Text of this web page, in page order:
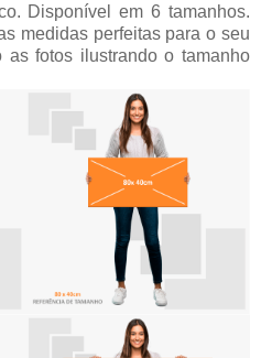
Disponível em 6 tamanhos.
medidas perfeitas para o seu
as fotos ilustrando o tamanho